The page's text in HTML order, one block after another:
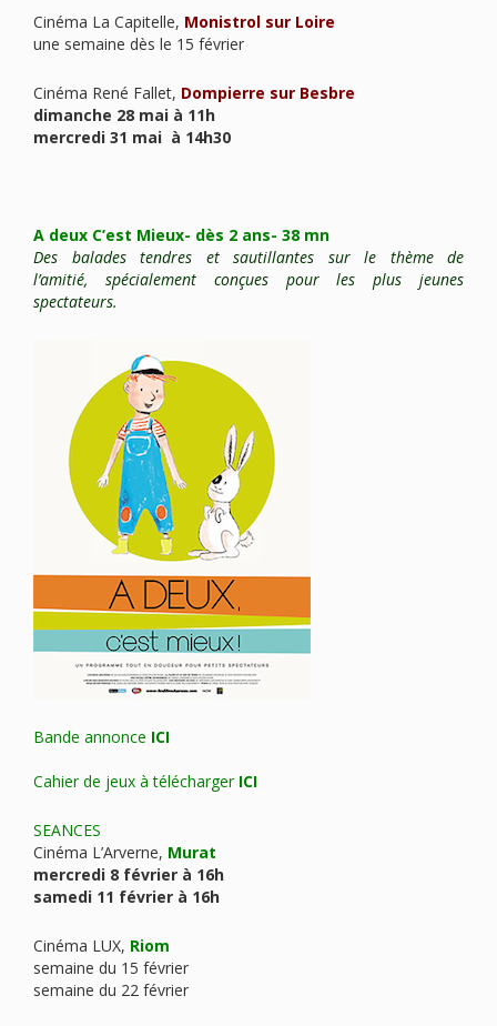
Cinéma La Capitelle, Monistrol sur Loire
une semaine dès le 15 février
Cinéma René Fallet, Dompierre sur Besbre
dimanche 28 mai à 11h
mercredi 31 mai à 14h30
A deux C’est Mieux- dès 2 ans- 38 mn
Des balades tendres et sautillantes sur le thème de
l’amitié, spécialement conçues pour les plus jeunes
spectateurs.
Bande annonce ICI
Cahier de jeux à télécharger ICI
SEANCES
Cinéma L’Arverne, Murat
mercredi 8 février à 16h
samedi 11 février à 16h
Cinéma LUX, Riom
semaine du 15 février
semaine du 22 février